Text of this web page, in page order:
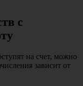
с
на счет, можно
зависит от